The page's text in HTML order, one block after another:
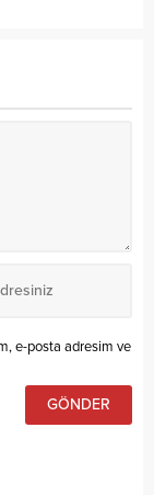
e-posta adresim ve